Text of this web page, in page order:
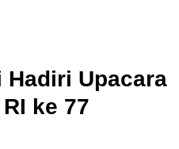
Upacara
ke 77